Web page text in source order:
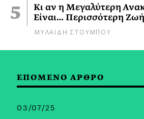
Κι αν η Μεγαλύτερη
Είναι… Περισσότερη
ΜΥΛΑΙΔΗ ΣΤΟΥΜΠΟΥ
ΕΠΟΜΕΝΟ ΑΡΘΡΟ
03/07/25